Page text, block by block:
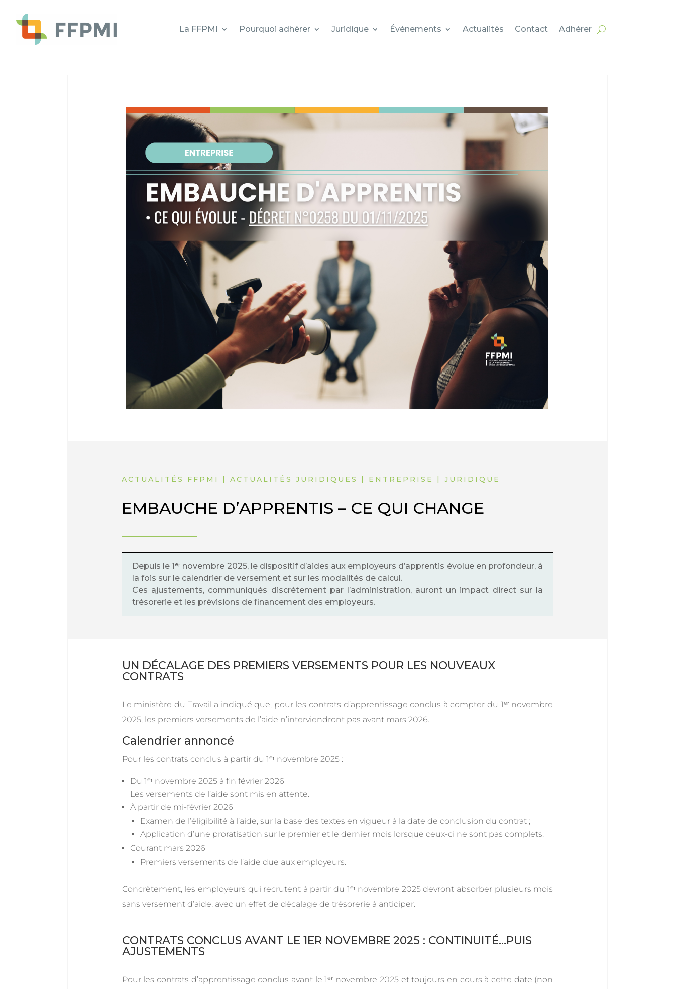
La FFPMI Pourquoi adhérer Juridique Événements Actualités Contact Adhérer
ACTUALITÉS FFPMI | ACTUALITÉS JURIDIQUES | ENTREPRISE | JURIDIQUE
EMBAUCHE D’APPRENTIS – CE QUI CHANGE
Depuis le 1ᵉʳ novembre 2025, le dispositif d’aides aux employeurs d’apprentis évolue en profondeur, à
la fois sur le calendrier de versement et sur les modalités de calcul.
Ces ajustements, communiqués discrètement par l’administration, auront un impact direct sur la
trésorerie et les prévisions de financement des employeurs.
UN DÉCALAGE DES PREMIERS VERSEMENTS POUR LES NOUVEAUX
CONTRATS
Le ministère du Travail a indiqué que, pour les contrats d’apprentissage conclus à compter du 1ᵉʳ novembre
2025, les premiers versements de l’aide n’interviendront pas avant mars 2026.
Calendrier annoncé
Pour les contrats conclus à partir du 1ᵉʳ novembre 2025 :
Du 1ᵉʳ novembre 2025 à fin février 2026
Les versements de l’aide sont mis en attente.
À partir de mi-février 2026
Examen de l’éligibilité à l’aide, sur la base des textes en vigueur à la date de conclusion du contrat ;
Application d’une proratisation sur le premier et le dernier mois lorsque ceux-ci ne sont pas complets.
Courant mars 2026
Premiers versements de l’aide due aux employeurs.
Concrètement, les employeurs qui recrutent à partir du 1ᵉʳ novembre 2025 devront absorber plusieurs mois
sans versement d’aide, avec un effet de décalage de trésorerie à anticiper.
CONTRATS CONCLUS AVANT LE 1ER NOVEMBRE 2025 : CONTINUITÉ…PUIS
AJUSTEMENTS
Pour les contrats d’apprentissage conclus avant le 1ᵉʳ novembre 2025 et toujours en cours à cette date (non